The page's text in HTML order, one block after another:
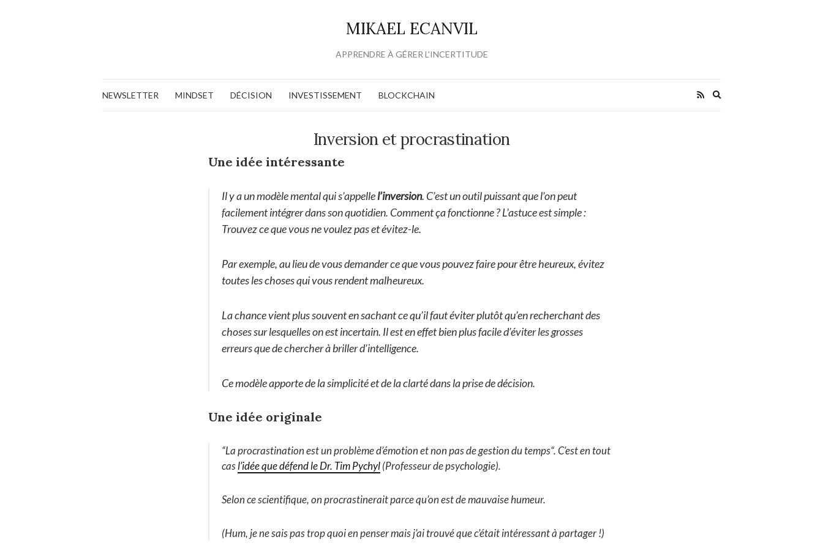
MIKAEL ECANVIL
APPRENDRE À GÉRER L'INCERTITUDE
NEWSLETTER MINDSET DÉCISION INVESTISSEMENT BLOCKCHAIN
Inversion et procrastination
Une idée intéressante
Il y a un modèle mental qui s’appellel’inversion. C’est un outil puissant que l’on peut
facilement intégrer dans son quotidien. Comment ça fonctionne ? L’astuce est simple :
Trouvez ce que vous ne voulez pas et évitez-le.
Par exemple, au lieu de vous demander ce que vous pouvez faire pour être heureux, évitez
toutes les choses qui vous rendent malheureux.
La chance vient plus souvent en sachant ce qu’il faut éviter plutôt qu’en recherchant des
choses sur lesquelles on est incertain. Il est en effet bien plus facile d’éviter les grosses
erreurs que de chercher à briller d’intelligence.
Ce modèle apporte de la simplicité et de la clarté dans la prise de décision.
Une idée originale
“La procrastination est un problème d’émotion et non pas de gestion du temps“. C’est en tout
casl’idée que défend le Dr. Tim Pychyl(Professeur de psychologie).
Selon ce scientifique, on procrastinerait parce qu’on est de mauvaise humeur.
(Hum, je ne sais pas trop quoi en penser mais j’ai trouvé que c’était intéressant à partager !)